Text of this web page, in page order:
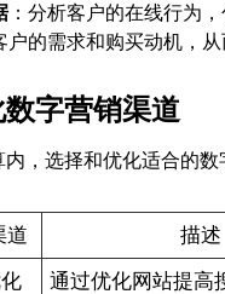
：分析客户的在线行为
户的需求和购买动机，从
字营销渠道
，选择和优化适合的
道 描述
通过优化网站提高